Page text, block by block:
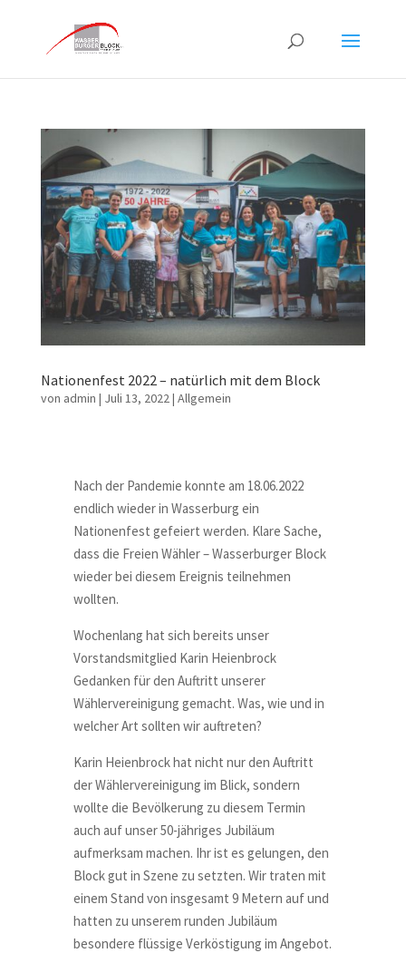
Nationenfest 2022 – natürlich mit dem Block
von admin | Juli 13, 2022| Allgemein
Nach der Pandemie konnte am 18.06.2022
endlich wieder in Wasserburg ein
Nationenfest gefeiert werden. Klare Sache,
dass die Freien Wähler – Wasserburger Block
wieder bei diesem Ereignis teilnehmen
wollten.
Wochenlang hat sich bereits unser
Vorstandsmitglied Karin Heienbrock
Gedanken für den Auftritt unserer
Wählervereinigung gemacht. Was, wie und in
welcher Art sollten wir auftreten?
Karin Heienbrock hat nicht nur den Auftritt
der Wählervereinigung im Blick, sondern
wollte die Bevölkerung zu diesem Termin
auch auf unser 50-jähriges Jubiläum
aufmerksam machen. Ihr ist es gelungen, den
Block gut in Szene zu setzten. Wir traten mit
einem Stand von insgesamt 9 Metern auf und
hatten zu unserem runden Jubiläum
besondere flüssige Verköstigung im Angebot.